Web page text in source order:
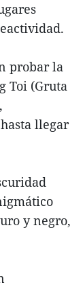
probar la
Toi (Gruta
llegar
y negro,